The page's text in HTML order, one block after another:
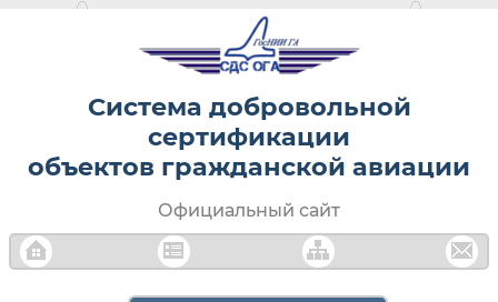
Система добровольной
сертификации
объектов гражданской авиации
Официальный сайт